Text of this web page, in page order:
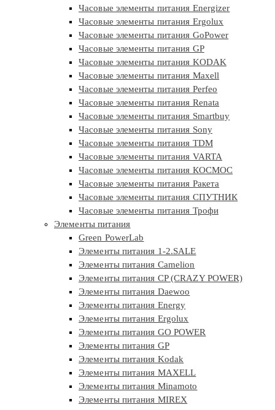
Часовые элементы питания Energizer
Часовые элементы питания Ergolux
Часовые элементы питания GoPower
Часовые элементы питания GP
Часовые элементы питания KODAK
Часовые элементы питания Maxell
Часовые элементы питания Perfeo
Часовые элементы питания Renata
Часовые элементы питания Smartbuy
Часовые элементы питания Sony
Часовые элементы питания TDM
Часовые элементы питания VARTA
Часовые элементы питания КОСМОС
Часовые элементы питания Ракета
Часовые элементы питания СПУТНИК
Часовые элементы питания Трофи
Элементы питания
Green PowerLab
Элементы питания 1-2.SALE
Элементы питания Camelion
Элементы питания CP (CRAZY POWER)
Элементы питания Daewoo
Элементы питания Energy
Элементы питания Ergolux
Элементы питания GO POWER
Элементы питания GP
Элементы питания Kodak
Элементы питания MAXELL
Элементы питания Minamoto
Элементы питания MIREX